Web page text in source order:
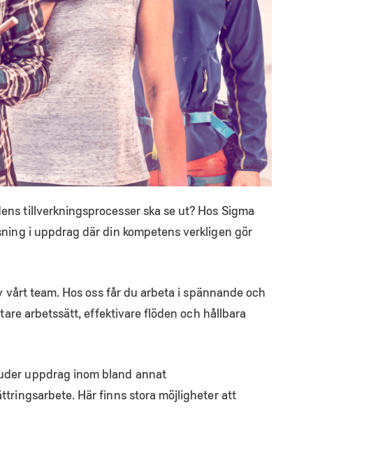
tillverkningsprocesser ska se ut? Hos Sigma
i uppdrag där din kompetens verkligen gör
vårt team. Hos oss får du arbeta i spännande och
arbetssätt, effektivare flöden och hållbara
uppdrag inom bland annat
Här finns stora möjligheter att